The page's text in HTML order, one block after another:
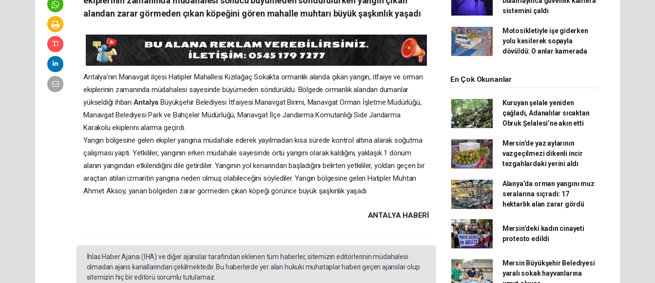
alandan zarar görmeden çıkan köpeğini gören mahalle muhtarı büyük şaşkınlık yaşadı
Antalya’nın Manavgat ilçesi Hatipler Mahallesi Kızılağaç Sokakta ormanlık alanda çıkan yangın, itfaiye ve orman
ekiplerinin zamanında müdahalesi sayesinde büyümeden söndürüldü. Bölgede ormanlık alandan dumanlar
yükseldiği ihbarı Antalya Büyükşehir Belediyesi İtfaiyesi Manavgat Birimi, Manavgat Orman İşletme Müdürlüğü,
Manavgat Belediyesi Park ve Bahçeler Müdürlüğü, Manavgat İlçe Jandarma Komutanlığı Side Jandarma
Karakolu ekiplerini alarma geçirdi.
Yangın bölgesine gelen ekipler yangına müdahale ederek yayılmadan kısa sürede kontrol altına alarak soğutma
çalışması yaptı. Yetkililer, yangının erken müdahale sayesinde örtü yangını olarak kaldığını, yaklaşık 1 dönüm
alanın yangından etkilendiğini dile getirdiler. Yangının yol kenarından başladığını belirten yetkililer, yoldan geçen bir
araçtan atılan izmaritin yangına neden olmuş olabileceğini söylediler. Yangın bölgesine gelen Hatipler Muhtarı
Ahmet Aksoy, yanan bölgeden zarar görmeden çıkan köpeği görünce büyük şaşkınlık yaşadı.
ANTALYA HABERİ
İhlas Haber Ajansı (İHA) ve diğer ajanslar tarafından eklenen tüm haberler, sitemizin editörlerinin müdahalesi
olmadan ajans kanallarından çekilmektedir. Bu haberlerde yer alan hukuki muhataplar haberi geçen ajanslar olup
sitemizin hiç bir editörü sorumlu tutulamaz.
sistemini çaldı
Motosikletiyle işe giderken
yolu kesilerek sopayla
dövüldü: O anlar kamerada
En Çok Okunanlar
Kuruyan şelale yeniden
çağladı, Adanalılar sıcaktan
Obruk Şelalesi’ne akın etti
Mersin’de yaz aylarının
vazgeçilmezi dikenli incir
tezgahlardaki yerini aldı
Alanya’da orman yangını muz
seralarına sıçradı: 17
hektarlık alan zarar gördü
Mersin’deki kadın cinayeti
protesto edildi
Mersin Büyükşehir Belediyesi
yaralı sokak hayvanlarına